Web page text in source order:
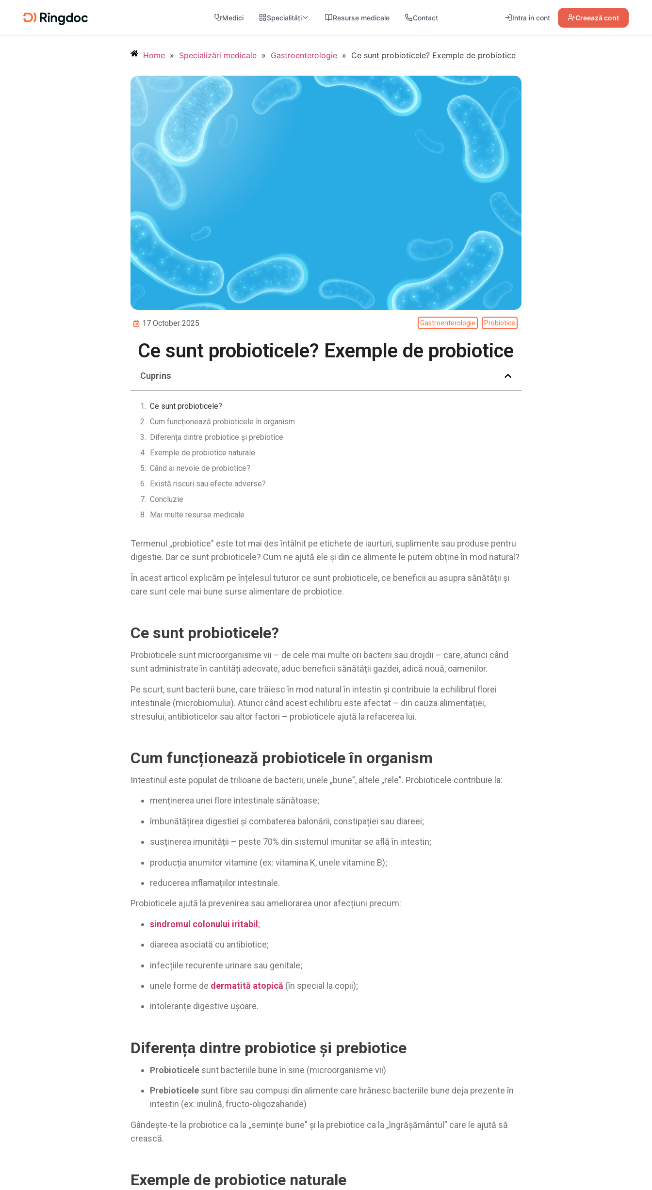
Medici Specialități Resurse medicale Contact Intra in cont Creează cont
Home » Specializări medicale » Gastroenterologie » Ce sunt probioticele? Exemple de probiotice
17 October 2025 Gastroenterologie Probiotice
Ce sunt probioticele? Exemple de probiotice
Cuprins
Ce sunt probioticele?
Cum funcționează probioticele în organism
Diferența dintre probiotice și prebiotice
Exemple de probiotice naturale
Când ai nevoie de probiotice?
Există riscuri sau efecte adverse?
Concluzie
Mai multe resurse medicale
Termenul „probiotice” este tot mai des întâlnit pe etichete de iaurturi, suplimente sau produse pentru
digestie. Dar ce sunt probioticele? Cum ne ajută ele și din ce alimente le putem obține în mod natural?
În acest articol explicăm pe înțelesul tuturor ce sunt probioticele, ce beneficii au asupra sănătății și
care sunt cele mai bune surse alimentare de probiotice.
Ce sunt probioticele?
Probioticele sunt microorganisme vii – de cele mai multe ori bacterii sau drojdii – care, atunci când
sunt administrate în cantități adecvate, aduc beneficii sănătății gazdei, adică nouă, oamenilor.
Pe scurt, sunt bacterii bune, care trăiesc în mod natural în intestin și contribuie la echilibrul florei
intestinale (microbiomului). Atunci când acest echilibru este afectat – din cauza alimentației,
stresului, antibioticelor sau altor factori – probioticele ajută la refacerea lui.
Cum funcționează probioticele în organism
Intestinul este populat de trilioane de bacterii, unele „bune”, altele „rele”. Probioticele contribuie la:
menținerea unei flore intestinale sănătoase;
îmbunătățirea digestiei și combaterea balonării, constipației sau diareei;
susținerea imunității – peste 70% din sistemul imunitar se află în intestin;
producția anumitor vitamine (ex: vitamina K, unele vitamine B);
reducerea inflamațiilor intestinale.
Probioticele ajută la prevenirea sau ameliorarea unor afecțiuni precum:
sindromul colonului iritabil;
diareea asociată cu antibiotice;
infecțiile recurente urinare sau genitale;
unele forme de dermatită atopică (în special la copii);
intoleranțe digestive ușoare.
Diferența dintre probiotice și prebiotice
Probioticelesunt bacteriile bune în sine (microorganisme vii)
Prebioticelesunt fibre sau compuși din alimente care hrănesc bacteriile bune deja prezente în
intestin (ex: inulină, fructo-oligozaharide)
Gândește-te la probiotice ca la „semințe bune” și la prebiotice ca la „îngrășământul” care le ajută să
crească.
Exemple de probiotice naturale